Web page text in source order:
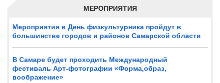
МЕРОПРИЯТИЯ
Мероприятия в День физкультурника пройдут в
большинстве городов и районов Самарской области
В Самаре будет проходить Международный
фестиваль Арт-фотографии «Форма,образ,
воображение»